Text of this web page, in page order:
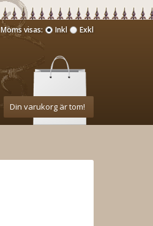
Din varukorg är tom!
Moms visas: Inkl Exkl